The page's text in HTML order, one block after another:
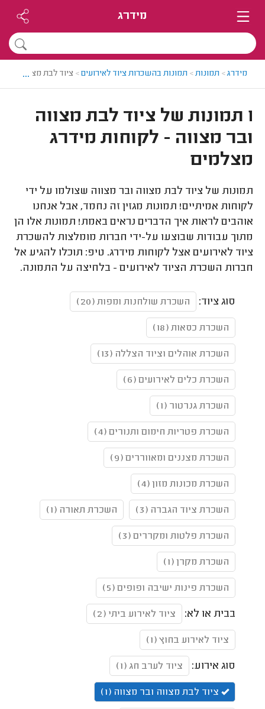
מידרג
מידרג> תמונות> תמונות בהשכרות ציוד לאירועים> ציוד לבת מצווה ובר
...
1 תמונות של ציוד לבת מצווה
ובר מצווה - לקוחות מידרג
מצלמים
תמונות של ציוד לבת מצווה ובר מצווה שצולמו על ידי
לקוחות אמיתיים! תמונות מגזין זה נחמד, אבל אנחנו
אוהבים לראות איך הדברים נראים באמת! תמונות אלו הן
מתוך עבודות שבוצעו על-ידי חברות מומלצות להשכרת
ציוד לאירועים אצל לקוחות מידרג. טיפ: תוכלו להגיע אל
חברות השכרת הציוד לאירועים - בלחיצה על התמונה.
סוג ציוד: השכרת שולחנות ומפות (20)
השכרת כסאות (18)
השכרת אוהלים וציוד הצללה (13)
השכרת כלים לאירועים (6)
השכרת גנרטור (1)
השכרת פטריות חימום ותנורים (4)
השכרת מצננים ומאווררים (9)
השכרת מכונות מזון (4)
השכרת ציוד הגברה (3) השכרת תאורה (1)
השכרת פלטות ומקררים (3)
השכרת מקרן (1)
השכרת פינות ישיבה ופופים (5)
בבית או לא: ציוד לאירוע ביתי (2)
ציוד לאירוע בחוץ (1)
סוג אירוע: ציוד לערב חג (1)
ציוד לבת מצווה ובר מצווה (1)